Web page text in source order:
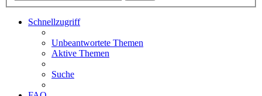
Schnellzugriff
Unbeantwortete Themen
Aktive Themen
Suche